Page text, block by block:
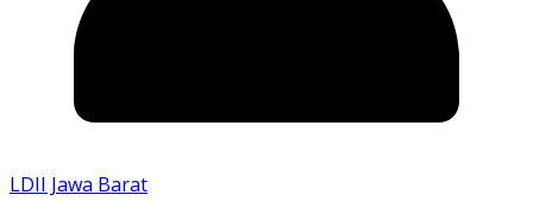
LDII Jawa Barat